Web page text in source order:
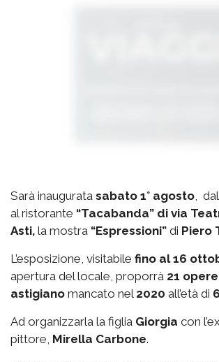
Sarà inaugurata sabato 1° agosto ,
al ristorante “Tacabanda” di via
Asti, la mostra “Espressioni” di Piero
L’esposizione, visitabile fino al 16
apertura del locale, proporrà 21 opere
astigiano mancato nel 2020 all’età di
Ad organizzarla la figlia Giorgia con
pittore, Mirella Carbone.